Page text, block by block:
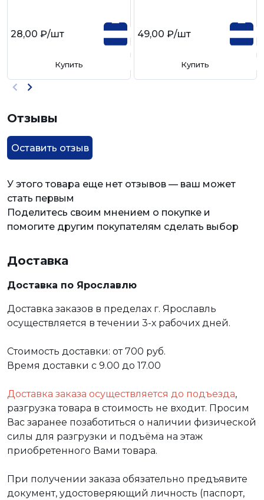
28,00 ₽/шт
Купить
49,00 ₽/шт
Купить
Отзывы
Оставить отзыв
У этого товара еще нет отзывов — ваш может
стать первым
Поделитесь своим мнением о покупке и
помогите другим покупателям сделать выбор
Доставка
Доставка по Ярославлю
Доставка заказов в пределах г. Ярославль
осуществляется в течении 3-х рабочих дней.
Стоимость доставки: от 700 руб.
Время доставки с 9.00 до 17.00
Доставка заказа осуществляется до подъезда,
разгрузка товара в стоимость не входит. Просим
Вас заранее позаботиться о наличии физической
силы для разгрузки и подъёма на этаж
приобретенного Вами товара.
При получении заказа обязательно предъявите
документ, удостоверяющий личность (паспорт,